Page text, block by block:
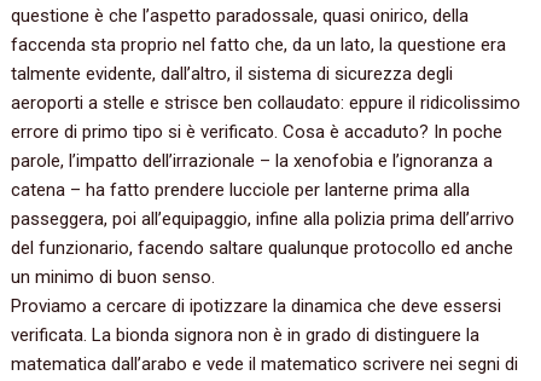
questione è che l’aspetto paradossale,‭ ‬quasi onirico,‭ ‬della
faccenda sta proprio nel fatto che,‭ ‬da un lato,‭ ‬la questione era
talmente evidente,‭ ‬dall’altro,‭ ‬il sistema di sicurezza degli
aeroporti a stelle e strisce ben collaudato:‭ ‬eppure il ridicolissimo
errore di primo tipo si è verificato.‭ ‬Cosa è accaduto‭? ‬In poche
parole,‭ ‬l’impatto dell’irrazionale‭ – ‬la xenofobia e l’ignoranza a
catena‭ – ‬ha fatto prendere lucciole per lanterne prima alla
passeggera,‭ ‬poi all’equipaggio,‭ ‬infine alla polizia prima dell’arrivo
del funzionario,‭ ‬facendo saltare qualunque protocollo ed anche
un minimo di buon senso.
Proviamo a cercare di‭ ‬ipotizzare la dinamica che deve essersi
verificata.‭ ‬La bionda signora non è in grado di distinguere la
matematica dall’arabo e vede il matematico scrivere nei segni di